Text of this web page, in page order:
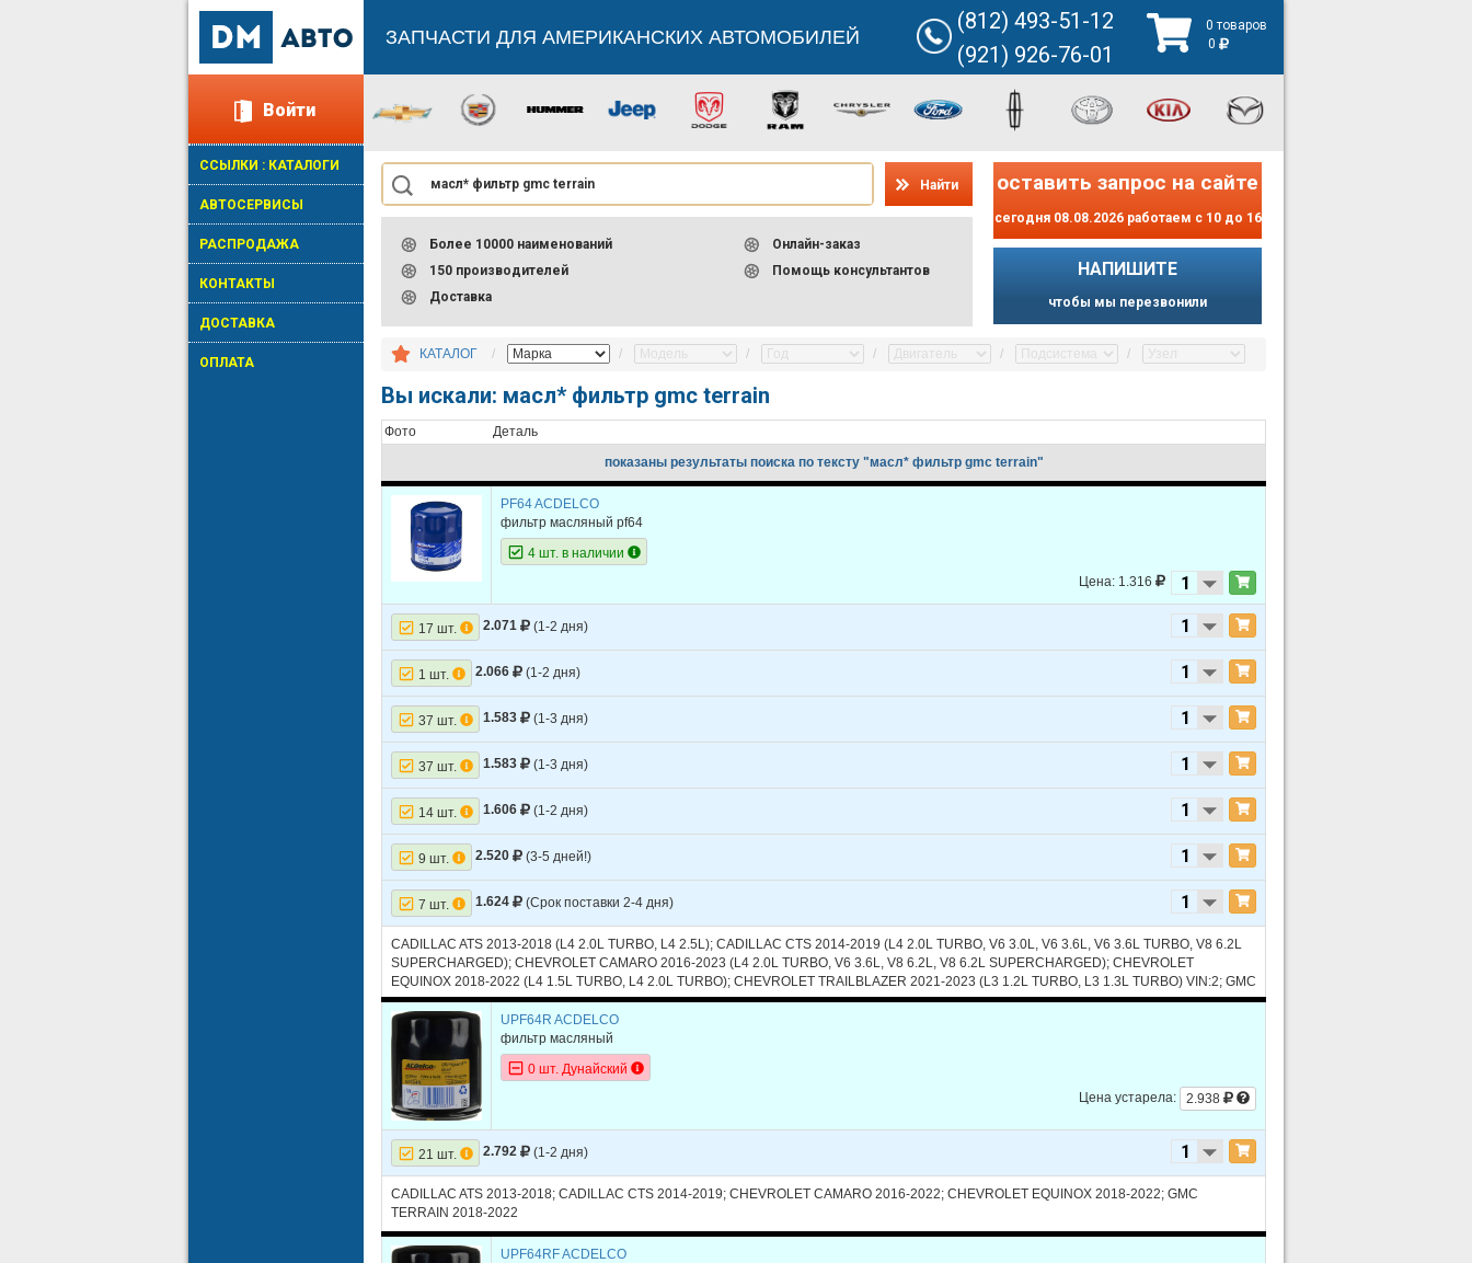
Войти
ССЫЛКИ : КАТАЛОГИ
АВТОСЕРВИСЫ
РАСПРОДАЖА
КОНТАКТЫ
ДОСТАВКА
ОПЛАТА
ЗАПЧАСТИ ДЛЯ АМЕРИКАНСКИХ АВТОМОБИЛЕЙ
(812) 493-51-12
(921) 926-76-01
0 товаров
0
Найти
Более 10000 наименований
150 производителей
Доставка
Онлайн-заказ
Помощь консультантов
оставить запрос на сайте
сегодня 08.08.2026 работаем с 10 до 16
НАПИШИТЕ
чтобы мы перезвонили
КАТАЛОГ
Вы искали: масл* фильтр gmc terrain
Фото
Деталь
показаны результаты поиска по тексту "масл* фильтр gmc terrain"
PF64 ACDELCO
фильтр масляный pf64
4 шт. в наличии
Цена: 1.316
17 шт. 2.071 (1-2 дня)
1 шт. 2.066 (1-2 дня)
37 шт. 1.583 (1-3 дня)
37 шт. 1.583 (1-3 дня)
14 шт. 1.606 (1-2 дня)
9 шт. 2.520 (3-5 дней!)
7 шт. 1.624 (Срок поставки 2-4 дня)
CADILLAC ATS 2013-2018 (L4 2.0L TURBO, L4 2.5L); CADILLAC CTS 2014-2019 (L4 2.0L TURBO, V6 3.0L, V6 3.6L, V6 3.6L TURBO, V8 6.2L
SUPERCHARGED); CHEVROLET CAMARO 2016-2023 (L4 2.0L TURBO, V6 3.6L, V8 6.2L, V8 6.2L SUPERCHARGED); CHEVROLET
EQUINOX 2018-2022 (L4 1.5L TURBO, L4 2.0L TURBO); CHEVROLET TRAILBLAZER 2021-2023 (L3 1.2L TURBO, L3 1.3L TURBO) VIN:2; GMC
TERRAIN 2018-2023 (L4 1.5L TURBO, L4 2.0L TURBO)
UPF64R ACDELCO
фильтр масляный
0 шт. Дунайский
Цена устарела:
2.938
21 шт. 2.792 (1-2 дня)
CADILLAC ATS 2013-2018; CADILLAC CTS 2014-2019; CHEVROLET CAMARO 2016-2022; CHEVROLET EQUINOX 2018-2022; GMC
TERRAIN 2018-2022
UPF64RF ACDELCO